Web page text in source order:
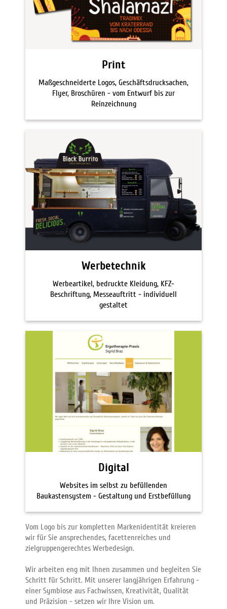
Print
Maßgeschneiderte Logos, Geschäftsdrucksachen,
Flyer, Broschüren - vom Entwurf bis zur
Reinzeichnung
Werbetechnik
Werbeartikel, bedruckte Kleidung, KFZ-
Beschriftung, Messeauftritt - individuell
gestaltet
Digital
Websites im selbst zu befüllenden
Baukastensystem - Gestaltung und Erstbefüllung
Vom Logo bis zur kompletten Markenidentität kreieren
wir für Sie ansprechendes, facettenreiches und
zielgruppengerechtes Werbedesign.
Wir arbeiten eng mit Ihnen zusammen und begleiten Sie
Schritt für Schritt. Mit unserer langjährigen Erfahrung -
einer Symbiose aus Fachwissen, Kreativität, Qualität
und Präzision - setzen wir Ihre Vision um.